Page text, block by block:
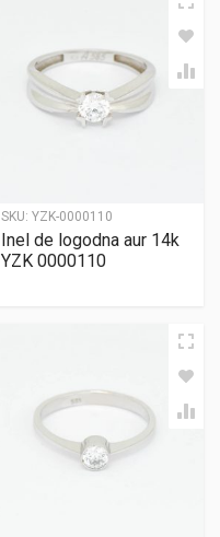
SKU: YZK-0000110
Inel de logodna aur 14k
YZK 0000110